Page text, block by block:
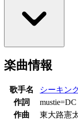
楽曲情報
歌手名
シーキン
作詞
mustie=DC
作曲
東大路憲